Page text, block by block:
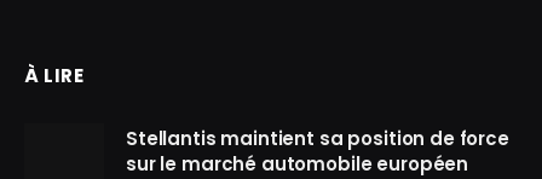
À LIRE
Stellantis maintient sa position de force
sur le marché automobile européen